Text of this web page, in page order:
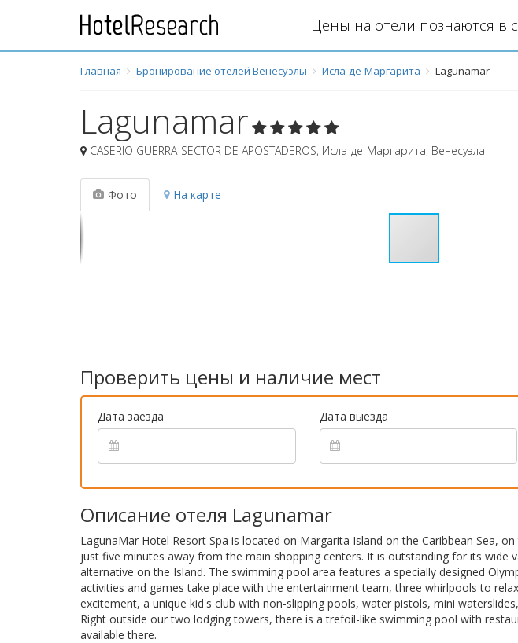
Цены на отели познаются в
Главная Бронирование отелей Венесуэлы Исла-де-Маргарита Lagunamar
Lagunamar
CASERIO GUERRA-SECTOR DE APOSTADEROS, Исла-де-Маргарита, Венесуэла
Фото На карте
Проверить цены и наличие мест
Дата заезда Дата выезда
Описание отеля Lagunamar
LagunaMar Hotel Resort Spa is located on Margarita Island on the Caribbean Sea,
just five minutes away from the main shopping centers. It is outstanding for its wide
alternative on the Island. The swimming pool area features a specially designed
activities and games take place with the entertainment team, three whirlpools to
excitement, a unique kid's club with non-slipping pools, water pistols, mini
Right outside our two lodging towers, there is a trefoil-like swimming pool with
available there.